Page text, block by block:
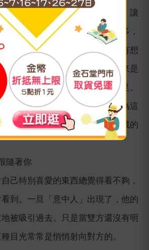
開你的玩笑或者成心拿話氣你，讓
這種情況在男性身上表現得較多，
當的理由接近你，或者你從沒有想
就用惡作劇的手段來表達，一來是
二來也是為了獲得一種心理滿足。
上是一種失敗的表達方法，因為這
惡情緒，根本不去想你內心隱藏的
隨著你
己特別喜愛的東西總覺得看不夠，
到。一旦「意中人」出現了，他的
被吸引過去。只是當雙方還沒有明
目光常常是悄悄射向對方的。